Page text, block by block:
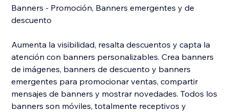
Banners - Promoción, Banners emergentes y de
descuento
Aumenta la visibilidad, resalta descuentos y capta la
atención con banners personalizables. Crea banners
de imágenes, banners de descuento y banners
emergentes para promocionar ventas, compartir
mensajes de banners y mostrar novedades. Todos los
banners son móviles, totalmente receptivos y